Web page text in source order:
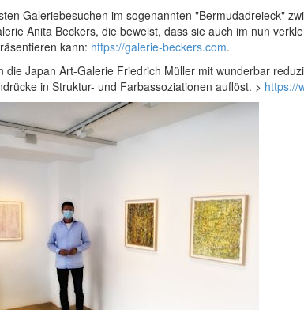
Galeriebesuchen im sogenannten "Bermudadreieck"
Anita Beckers, die beweist, dass sie auch im nun
kann: https://galerie-beckers.com.
die Japan Art-Galerie Friedrich Müller mit wunderbar
in Struktur- und Farbassoziationen auflöst. > https://